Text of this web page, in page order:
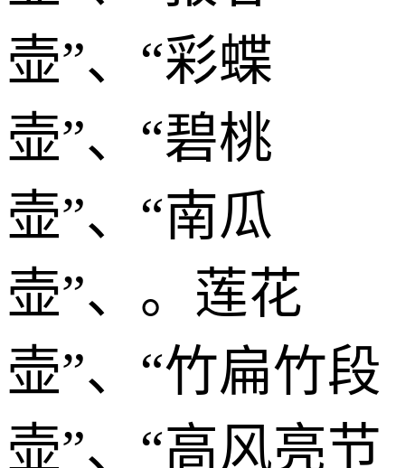
壶”、“彩蝶
壶”、“碧桃
壶”、“南瓜
壶”、。莲花
壶”、“竹扁竹段
壶”、“高风亮节